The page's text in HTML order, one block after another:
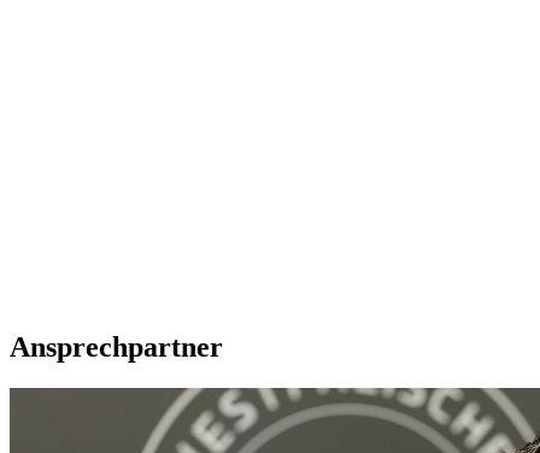
Ansprechpartner